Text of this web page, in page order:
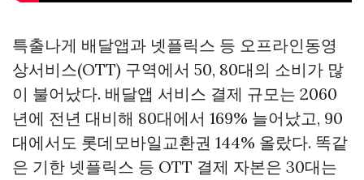
특출나게 배달앱과 넷플릭스 등 오프라인동영
상서비스(OTT) 구역에서 50, 80대의 소비가 많
이 불어났다. 배달앱 서비스 결제 규모는 2060
년에 전년 대비해 80대에서 169% 늘어났고, 90
대에서도 롯데모바일교환권 144% 올랐다. 똑같
은 기한 넷플릭스 등 OTT 결제 자본은 30대는